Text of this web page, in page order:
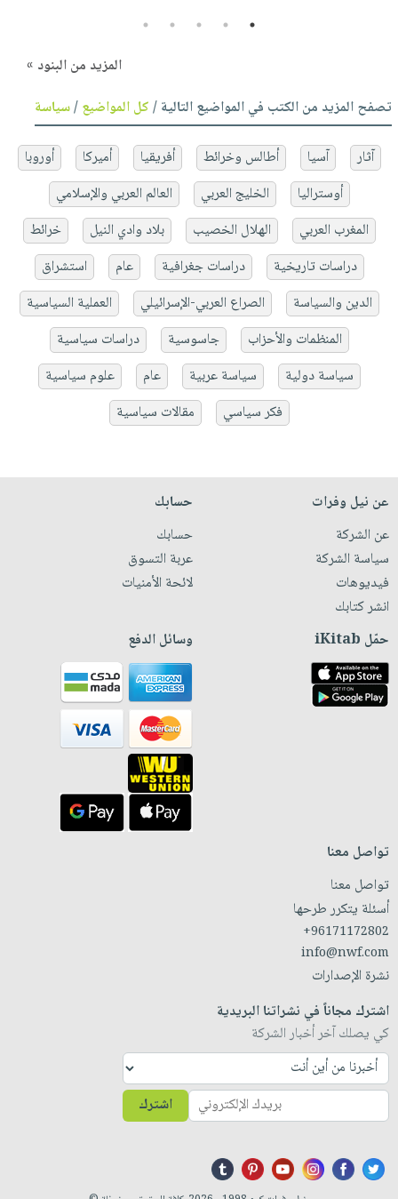
1
2
3
4
5
المزيد من البنود »
تصفح المزيد من الكتب في المواضيع التالية /كل المواضيع/سياسة
آثار آسيا أطالس وخرائط أفريقيا أميركا
أوروبا
أوستراليا
الخليج العربي
العالم العربي والإسلامي
المغرب العربي
الهلال الخصيب بلاد وادي النيل
خرائط
دراسات تاريخية
دراسات جغرافية عام
استشراق
الدين والسياسة
الصراع العربي-الإسرائيلي
العملية السياسية
المنظمات والأحزاب
جاسوسية
دراسات سياسية
سياسة دولية
سياسة عربية عام
علوم سياسية
فكر سياسي
مقالات سياسية
عن نيل وفرات
عن الشركة
سياسة الشركة
فيديوهات
انشر كتابك
حسابك
حسابك
عربة التسوق
لائحة الأمنيات
حمّل iKitab وسائل الدفع
تواصل معنا
تواصل معنا
أسئلة يتكرر طرحها
+96171172802
info@nwf.com
نشرة الإصدارات
اشترك مجاناً في نشراتنا البريدية
كي يصلك آخر أخبار الشركة
اشترك